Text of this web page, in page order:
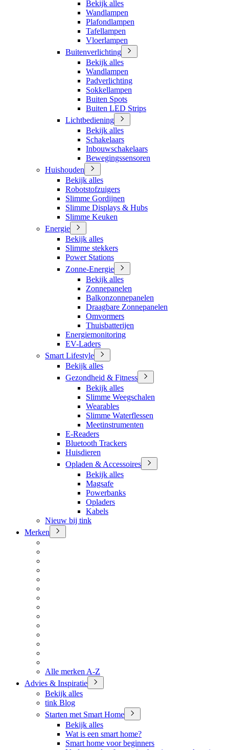
Bekijk alles
Wandlampen
Plafondlampen
Tafellampen
Vloerlampen
Buitenverlichting
Bekijk alles
Wandlampen
Padverlichting
Sokkellampen
Buiten Spots
Buiten LED Strips
Lichtbediening
Bekijk alles
Schakelaars
Inbouwschakelaars
Bewegingssensoren
Huishouden
Bekijk alles
Robotstofzuigers
Slimme Gordijnen
Slimme Displays & Hubs
Slimme Keuken
Energie
Bekijk alles
Slimme stekkers
Power Stations
Zonne-Energie
Bekijk alles
Zonnepanelen
Balkonzonnepanelen
Draagbare Zonnepanelen
Omvormers
Thuisbatterijen
Energiemonitoring
EV-Laders
Smart Lifestyle
Bekijk alles
Gezondheid & Fitness
Bekijk alles
Slimme Weegschalen
Wearables
Slimme Waterflessen
Meetinstrumenten
E-Readers
Bluetooth Trackers
Huisdieren
Opladen & Accessoires
Bekijk alles
Magsafe
Powerbanks
Opladers
Kabels
Nieuw bij tink
Merken
Alle merken A-Z
Advies & Inspiratie
Bekijk alles
tink Blog
Starten met Smart Home
Bekijk alles
Wat is een smart home?
Smart home voor beginners